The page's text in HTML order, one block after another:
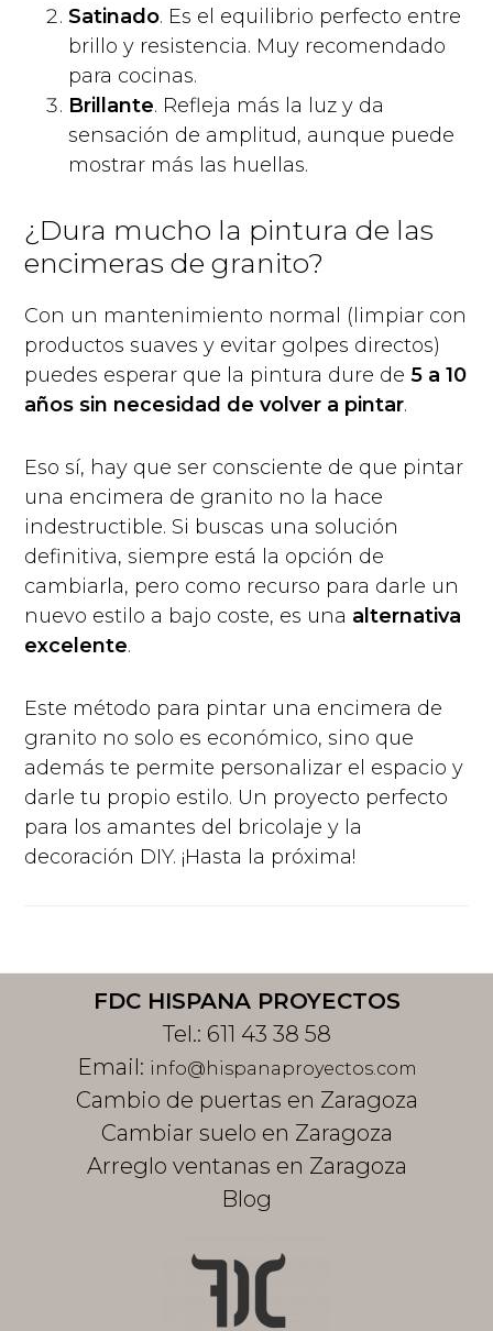
Satinado. Es el equilibrio perfecto entre
brillo y resistencia. Muy recomendado
para cocinas.
Brillante. Refleja más la luz y da
sensación de amplitud, aunque puede
mostrar más las huellas.
¿Dura mucho la pintura de las
encimeras de granito?
Con un mantenimiento normal (limpiar con
productos suaves y evitar golpes directos)
puedes esperar que la pintura dure de 5 a 10
años sin necesidad de volver a pintar.
Eso sí, hay que ser consciente de que pintar
una encimera de granito no la hace
indestructible. Si buscas una solución
definitiva, siempre está la opción de
cambiarla, pero como recurso para darle un
nuevo estilo a bajo coste, es una alternativa
excelente.
Este método para pintar una encimera de
granito no solo es económico, sino que
además te permite personalizar el espacio y
darle tu propio estilo. Un proyecto perfecto
para los amantes del bricolaje y la
decoración DIY. ¡Hasta la próxima!
FDC HISPANA PROYECTOS
Tel.: 611 43 38 58
Email: info@hispanaproyectos.com
Cambio de puertas en Zaragoza
Cambiar suelo en Zaragoza
Arreglo ventanas en Zaragoza
Blog